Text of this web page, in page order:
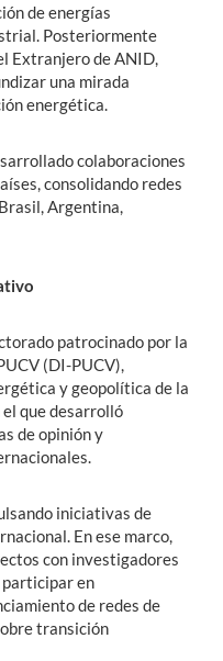
de energías
Posteriormente
Extranjero de ANID,
una mirada
energética.
colaboraciones
consolidando redes
Argentina,
patrocinado por la
(DI-PUCV),
y geopolítica de la
que desarrolló
de opinión y
iniciativas de
En ese marco,
con investigadores
participar en
de redes de
transición